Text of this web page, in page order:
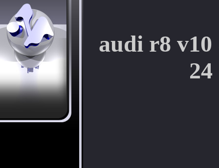
audi r8 v10